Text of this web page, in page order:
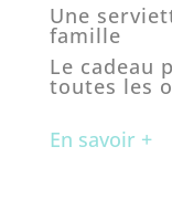
Une
famille
Le cadeau
toutes les